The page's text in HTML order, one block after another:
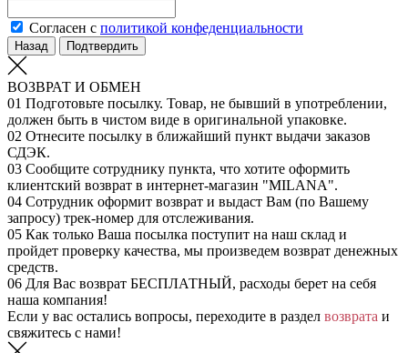
Согласен с политикой конфеденциальности
Назад Подтвердить
ВОЗВРАТ И ОБМЕН
01 Подготовьте посылку. Товар, не бывший в употреблении,
должен быть в чистом виде в оригинальной упаковке.
02 Отнесите посылку в ближайший пункт выдачи заказов
СДЭК.
03 Сообщите сотруднику пункта, что хотите оформить
клиентский возврат в интернет-магазин "MILANA".
04 Сотрудник оформит возврат и выдаст Вам (по Вашему
запросу) трек-номер для отслеживания.
05 Как только Ваша посылка поступит на наш склад и
пройдет проверку качества, мы произведем возврат денежных
средств.
06 Для Вас возврат БЕСПЛАТНЫЙ, расходы берет на себя
наша компания!
Если у вас остались вопросы, переходите в раздел возврата и
свяжитесь с нами!